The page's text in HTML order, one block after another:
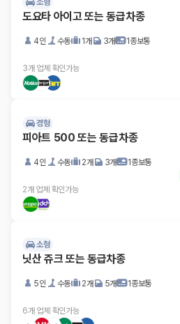
도요타 아이고 또는 동급차종
4인 수동 1개 3개 1종보통
3개 업체 확인가능
경형
피아트 500 또는 동급차종
4인 수동 2개 3개 1종보통
2개 업체 확인가능
소형
닛산 쥬크 또는 동급차종
5인 수동 2개 5개 1종보통
6개 업체 확인가능